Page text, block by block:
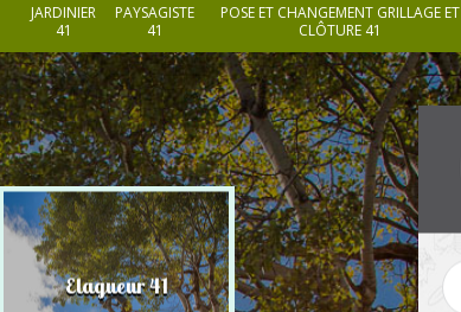
JARDINIER
41
PAYSAGISTE
41
POSE ET CHANGEMENT GRILLAGE ET
CLÔTURE 41
Elagueur 41 Paysagiste 41